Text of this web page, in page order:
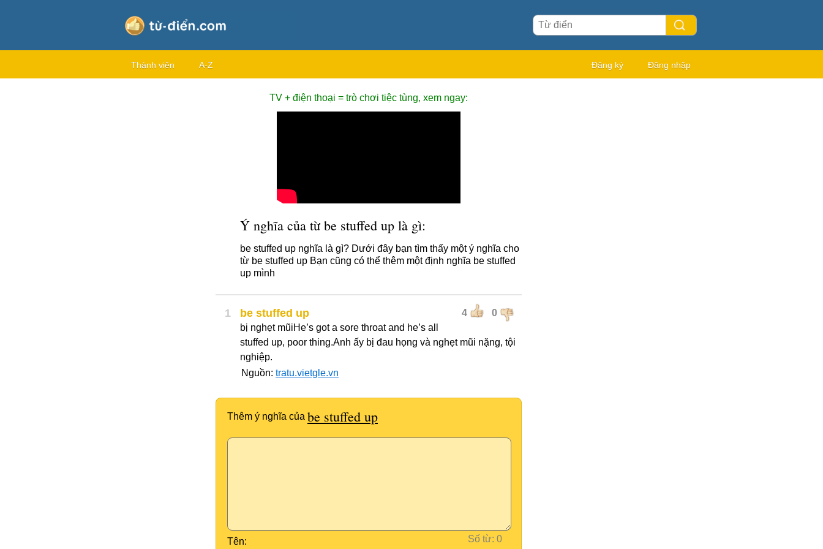
Thành viên A-Z Đăng ký Đăng nhập
TV + điện thoại = trò chơi tiệc tùng, xem ngay:
Ý nghĩa của từ be stuffed up là gì:
be stuffed up nghĩa là gì? Dưới đây bạn tìm thấy một ý nghĩa cho
từ be stuffed up Bạn cũng có thể thêm một định nghĩa be stuffed
up mình
1 4 0
be stuffed up
bị nghẹt mũiHe’s got a sore throat and he’s all
stuffed up, poor thing.Anh ấy bị đau họng và nghẹt mũi nặng, tội
nghiệp.
Nguồn: tratu.vietgle.vn
Thêm ý nghĩa của be stuffed up
Số từ:
Tên: